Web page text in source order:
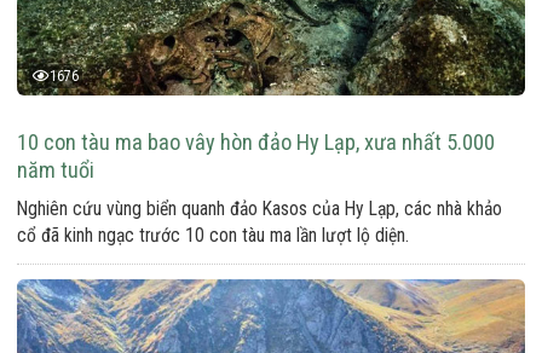
1676
10 con tàu ma bao vây hòn đảo Hy Lạp, xưa nhất 5.000
năm tuổi
Nghiên cứu vùng biển quanh đảo Kasos của Hy Lạp, các nhà khảo
cổ đã kinh ngạc trước 10 con tàu ma lần lượt lộ diện.